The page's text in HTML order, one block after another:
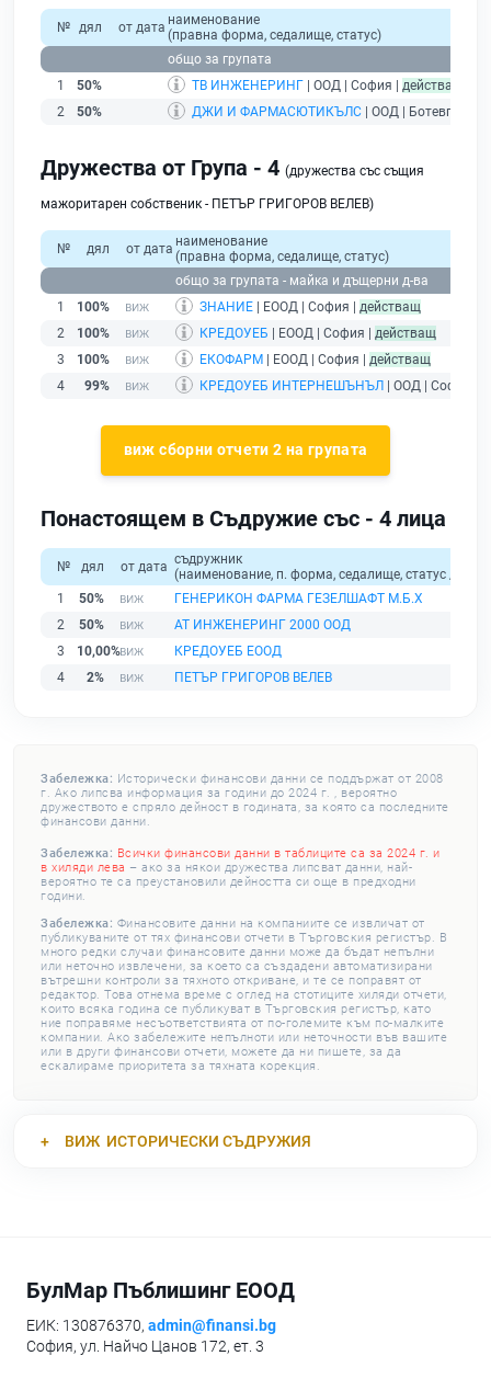
№ дял от дата наименование
(правна форма, седалище, статус)
общо за групата
1
50% ТВ ИНЖЕНЕРИНГ | ООД | София | действащ
2
50% ДЖИ И ФАРМАСЮТИКЪЛС | ООД | Ботевград |
Дружества от Група - 4 (дружества със същия
мажоритарен собственик - ПЕТЪР ГРИГОРОВ ВЕЛЕВ)
№ дял от дата наименование
(правна форма, седалище, статус)
общо за групата - майка и дъщерни д-ва
1
100% ЗНАНИЕ | ЕООД | София | действащ
2
100% КРЕДОУЕБ | ЕООД | София | действащ
3
100% ЕКОФАРМ | ЕООД | София | действащ
4
99% КРЕДОУЕБ ИНТЕРНЕШЪНЪЛ | ООД | София |
виж сборни отчети 2 на групата
Понастоящем в Съдружие със - 4 лица
№ дял от дата съдружник
(наименование, п. форма, седалище, статус /
1
50%
ГЕНЕРИКОН ФАРМА ГЕЗЕЛШАФТ М.Б.Х
2
50%
АТ ИНЖЕНЕРИНГ 2000 ООД
3
10,00%
КРЕДОУЕБ ЕООД
4
2% ПЕТЪР ГРИГОРОВ ВЕЛЕВ
Забележка: Исторически финансови данни се поддържат от 2008
г. Ако липсва информация за години до 2024 г. , вероятно
дружеството е спряло дейност в годината, за която са последните
финансови данни.
Забележка: Всички финансови данни в таблиците са за 2024 г. и
в хиляди лева – ако за някои дружества липсват данни, най-
вероятно те са преустановили дейността си още в предходни
години.
Забележка: Финансовите данни на компаниите се извличат от
публикуваните от тях финансови отчети в Търговския регистър. В
много редки случаи финансовите данни може да бъдат непълни
или неточно извлечени, за което са създадени автоматизирани
вътрешни контроли за тяхното откриване, и те се поправят от
редактор. Това отнема време с оглед на стотиците хиляди отчети,
които всяка година се публикуват в Търговския регистър, като
ние поправяме несъответствията от по-големите към по-малките
компании. Ако забележите непълноти или неточности във вашите
или в други финансови отчети, можете да ни пишете, за да
ескалираме приоритета за тяхната корекция.
ВИЖ ИСТОРИЧЕСКИ СЪДРУЖИЯ
БулМар Пъблишинг ЕООД
ЕИК: 130876370, admin@finansi.bg
София, ул. Найчо Цанов 172, ет. 3